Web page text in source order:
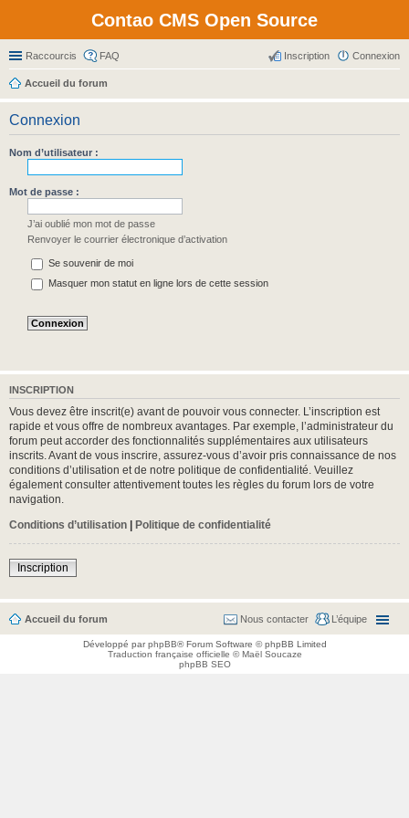
Contao CMS Open Source
Raccourcis FAQ Connexion
Inscription
Accueil du forum
Connexion
Nom d’utilisateur :
Mot de passe :
J’ai oublié mon mot de passe
Renvoyer le courrier électronique d’activation
Se souvenir de moi
Masquer mon statut en ligne lors de cette session
INSCRIPTION
Vous devez être inscrit(e) avant de pouvoir vous connecter. L’inscription est
rapide et vous offre de nombreux avantages. Par exemple, l’administrateur du
forum peut accorder des fonctionnalités supplémentaires aux utilisateurs
inscrits. Avant de vous inscrire, assurez-vous d’avoir pris connaissance de nos
conditions d’utilisation et de notre politique de confidentialité. Veuillez
également consulter attentivement toutes les règles du forum lors de votre
navigation.
Conditions d’utilisation | Politique de confidentialité
Inscription
Accueil du forum L’équipe
Nous contacter
Développé parphpBB® Forum Software © phpBB Limited
Traduction française officielle ©Maël Soucaze
phpBB SEO